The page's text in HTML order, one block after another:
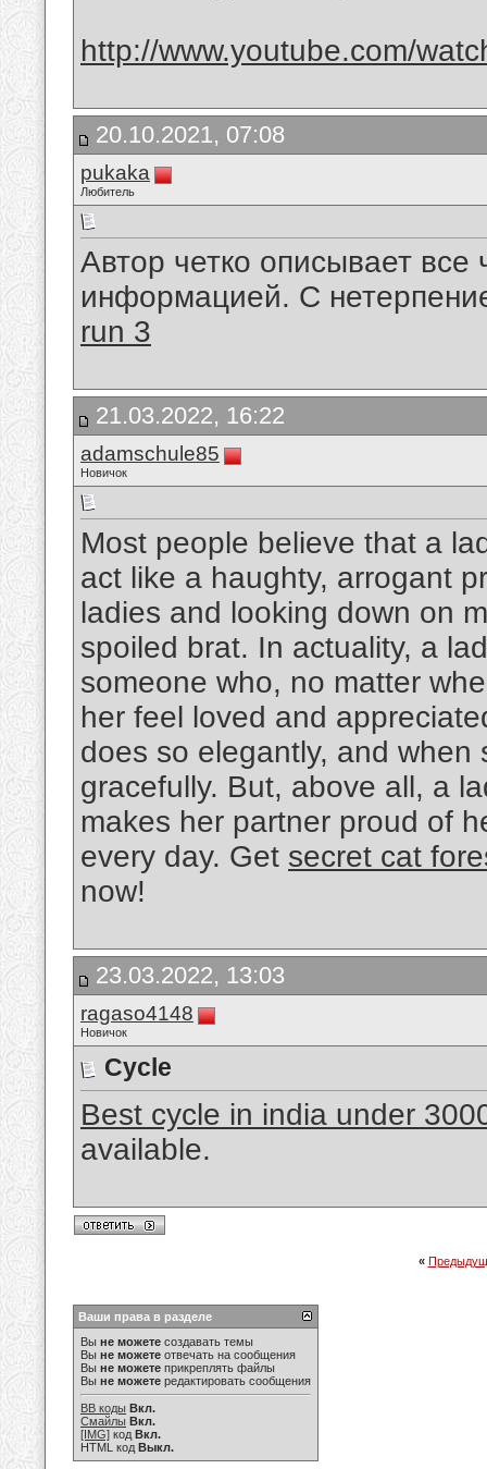
http://www.youtube.com/
20.10.2021, 07:08
pukaka
Любитель
Автор четко описывает
информацией. С
run 3
21.03.2022, 16:22
adamschule85
Новичок
Most people believe that a
act like a haughty, arrogant
ladies and looking down on
spoiled brat. In actuality, a
someone who, no matter
her feel loved and
does so elegantly, and
gracefully. But, above all, a
makes her partner proud of
every day. Get secret cat
now!
23.03.2022, 13:03
ragaso4148
Новичок
Cycle
Best cycle in india under
available.
«
Ваши права в разделе
Вы не можете создавать темы
Вы не можете отвечать на сообщения
Вы не можете прикреплять файлы
Вы не можете редактировать сообщения
BB коды Вкл.
Смайлы Вкл.
[IMG] код Вкл.
HTML код Выкл.